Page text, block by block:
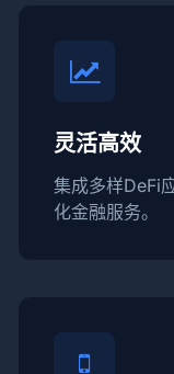
灵活高效
集成多样DeFi
化金融服务。